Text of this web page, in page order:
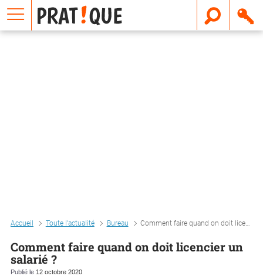
Accueil Toute l'actualité Bureau Comment faire quand on doit licencier un salarié ?
Comment faire quand on doit licencier un
salarié ?
Publié le 12 octobre 2020
E
m
a